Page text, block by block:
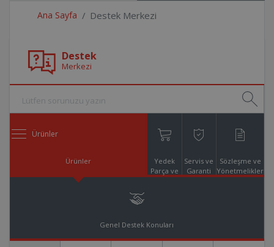
Ana Sayfa Destek Merkezi
Destek
Merkezi
Ürünler
Ürünler
Yedek
Parça ve
Servis ve
Garanti
Sözleşme ve
Yönetmelikler
Genel Destek Konuları